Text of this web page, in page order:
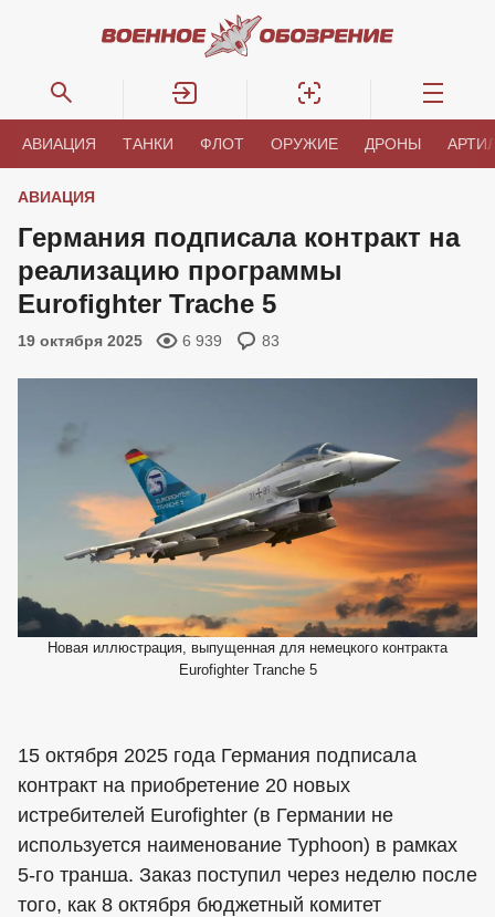
АВИАЦИЯ ТАНКИ ФЛОТ ОРУЖИЕ ДРОНЫ
АВИАЦИЯ
Германия подписала контракт на
реализацию программы
Eurofighter Trache 5
19 октября 2025 6 939 83
Новая иллюстрация, выпущенная для немецкого контракта
Eurofighter Tranche 5
15 октября 2025 года Германия подписала
контракт на приобретение 20 новых
истребителей Eurofighter (в Германии не
используется наименование Typhoon) в рамках
5-го транша. Заказ поступил через неделю после
того, как 8 октября бюджетный комитет